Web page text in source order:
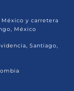
y carretera
México
Santiago,